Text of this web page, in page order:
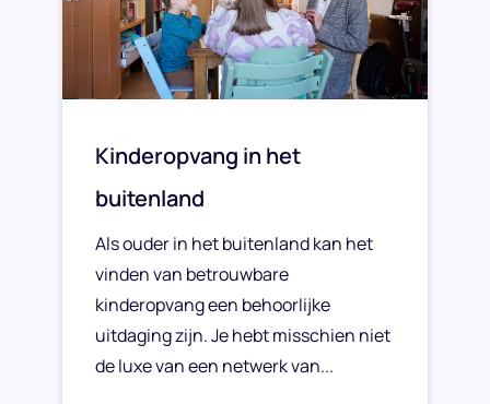
Kinderopvang in het
buitenland
Als ouder in het buitenland kan het
vinden van betrouwbare
kinderopvang een behoorlijke
uitdaging zijn. Je hebt misschien niet
de luxe van een netwerk van...